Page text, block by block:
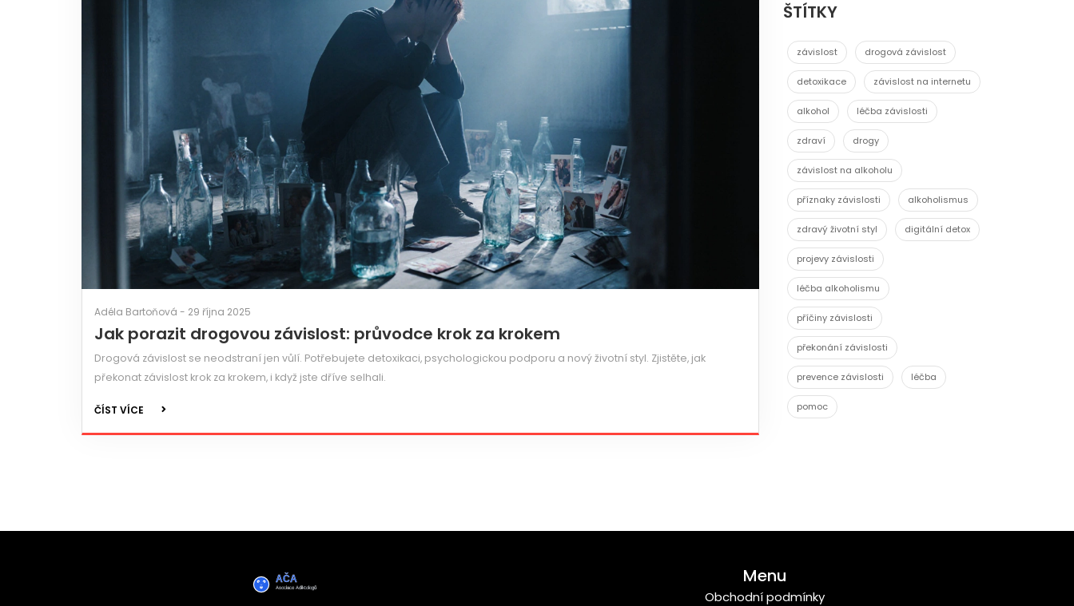
Adéla Bartoňová - 29 října 2025
Jak porazit drogovou závislost: průvodce krok za krokem
Drogová závislost se neodstraní jen vůlí. Potřebujete detoxikaci, psychologickou podporu a nový životní styl. Zjistěte, jak
překonat závislost krok za krokem, i když jste dříve selhali.
ČÍST VÍCE
ŠTÍTKY
závislost drogová závislost
detoxikace závislost na internetu
alkohol léčba závislosti
zdraví drogy
závislost na alkoholu
příznaky závislosti alkoholismus
zdravý životní styl digitální detox
projevy závislosti
léčba alkoholismu
příčiny závislosti
překonání závislosti
prevence závislosti léčba
pomoc
Menu
Obchodní podmínky